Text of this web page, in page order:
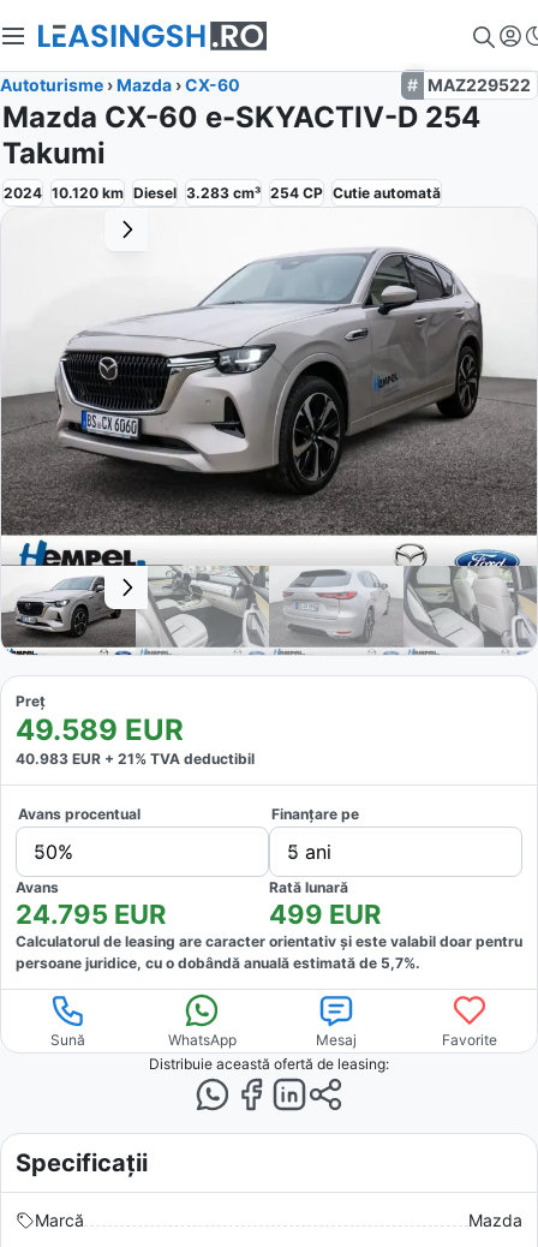
Autoturisme ›Mazda ›CX-60 MAZ229522
Mazda CX-60 e-SKYACTIV-D 254
Takumi
2024 10.120 km Diesel 3.283 cm³ 254 CP Cutie automată
Preț
49.589 EUR
40.983 EUR + 21% TVA deductibil
Avans procentual
50%
Finanțare pe
5 ani
Avans
24.795 EUR
Rată lunară
499 EUR
Calculatorul de leasing are caracter orientativ și este valabil doar pentru
persoane juridice, cu o dobândă anuală estimată de 5,7%.
Sună WhatsApp Mesaj
Favorite
Distribuie această ofertă de leasing:
Specificații
Marcă
Mazda